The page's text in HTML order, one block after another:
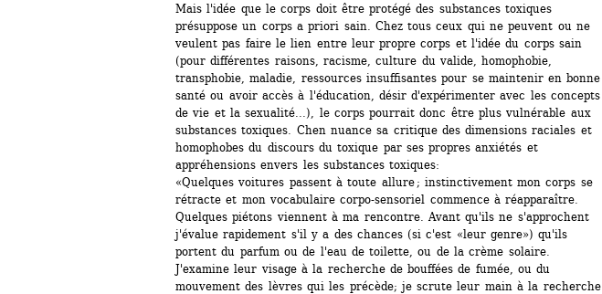
Mais l'idée que le corps doit être protégé des substances toxiques
présuppose un corps a priori sain. Chez tous ceux qui ne peuvent ou ne
veulent pas faire le lien entre leur propre corps et l'idée du corps sain
(pour différentes raisons, racisme, culture du valide, homophobie,
transphobie, maladie, ressources insuffisantes pour se maintenir en bonne
santé ou avoir accès à l'éducation, désir d'expérimenter avec les concepts
de vie et la sexualité...), le corps pourrait donc être plus vulnérable aux
substances toxiques. Chen nuance sa critique des dimensions raciales et
homophobes du discours du toxique par ses propres anxiétés et
appréhensions envers les substances toxiques:
«Quelques voitures passent à toute allure ; instinctivement mon corps se
rétracte et mon vocabulaire corpo-sensoriel commence à réapparaître.
Quelques piétons viennent à ma rencontre. Avant qu'ils ne s'approchent
j'évalue rapidement s'il y a des chances (si c'est «leur genre») qu'ils
portent du parfum ou de l'eau de toilette, ou de la crème solaire.
J'examine leur visage à la recherche de bouffées de fumée, ou du
mouvement des lèvres qui les précède; je scrute leur main à la recherche